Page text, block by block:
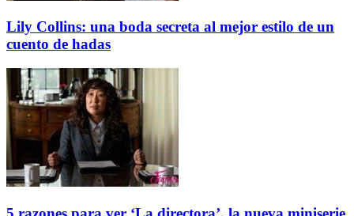
Lily Collins: una boda secreta al mejor estilo de un
cuento de hadas